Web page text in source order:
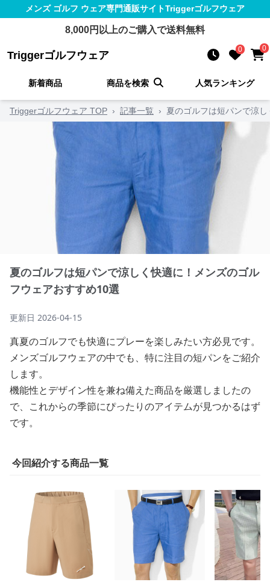
メンズ ゴルフ ウェア専門通販サイトTriggerゴルフウェア
8,000円以上のご購入で送料無料
Triggerゴルフウェア 0 0
新着商品 商品を検索 人気ランキング
Triggerゴルフウェア TOP › 記事一覧 › 夏のゴルフは短パンで涼
夏のゴルフは短パンで涼しく快適に！メンズのゴル
フウェアおすすめ10選
更新日 2026-04-15
真夏のゴルフでも快適にプレーを楽しみたい方必見です。
メンズゴルフウェアの中でも、特に注目の短パンをご紹介
します。
機能性とデザイン性を兼ね備えた商品を厳選しましたの
で、これからの季節にぴったりのアイテムが見つかるはず
です。
今回紹介する商品一覧